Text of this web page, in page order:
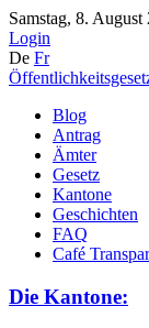
Samstag, 8.
Login
De Fr
Blog
Antrag
Ämter
Gesetz
Kantone
Geschichten
FAQ
Café
Die Kantone: